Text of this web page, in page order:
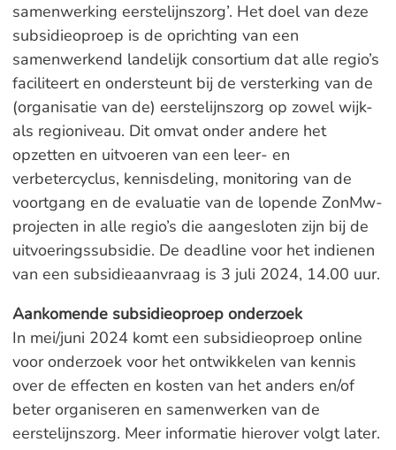
samenwerking eerstelijnszorg’. Het doel van deze
subsidieoproep is de oprichting van een
samenwerkend landelijk consortium dat alle regio’s
faciliteert en ondersteunt bij de versterking van de
(organisatie van de) eerstelijnszorg op zowel wijk-
als regioniveau. Dit omvat onder andere het
opzetten en uitvoeren van een leer- en
verbetercyclus, kennisdeling, monitoring van de
voortgang en de evaluatie van de lopende ZonMw-
projecten in alle regio’s die aangesloten zijn bij de
uitvoeringssubsidie. De deadline voor het indienen
van een subsidieaanvraag is 3 juli 2024, 14.00 uur.
Aankomende subsidieoproep onderzoek
In mei/juni 2024 komt een subsidieoproep online
voor onderzoek voor het ontwikkelen van kennis
over de effecten en kosten van het anders en/of
beter organiseren en samenwerken van de
eerstelijnszorg. Meer informatie hierover volgt later.